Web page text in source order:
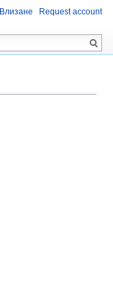
Влизане Request account